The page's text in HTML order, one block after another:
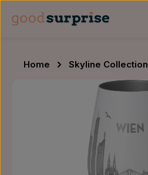
Zum Hauptinhalt springen
Home Skyline Collection
Bildergalerie überspringen